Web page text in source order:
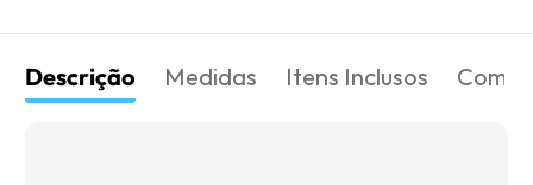
Descrição Medidas Itens Inclusos Como